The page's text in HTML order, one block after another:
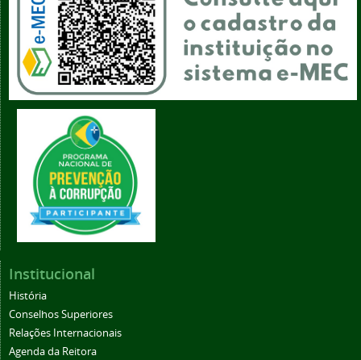
Institucional
História
Conselhos Superiores
Relações Internacionais
Agenda da Reitora